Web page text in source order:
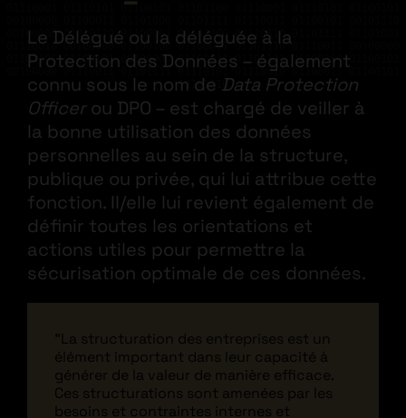
01110001 01110101 01100101 01101100 01110001 01110101 01100101
00100000 01010110 01100001 00100000 01110110 01101111 01101001
01110010 00100000 01100100 01100001 01101110 01110011 00100000
01101100 01100101 00100000 01100011 01101111 01100100 01100101
00100000 01110011 01101111 01110101 01110010 01100011 01100101
00101110
Le Délégué ou la déléguée à la
Protection des Données – également
connu sous le nom de Data Protection
Officerou DPO – est chargé de veiller à
la bonne utilisation des données
personnelles au sein de la structure,
publique ou privée, qui lui attribue cette
fonction. Il/elle lui revient également de
définir toutes les orientations et
actions utiles pour permettre la
sécurisation optimale de ces données.
"La structuration des entreprises est un
élément important dans leur capacité à
générer de la valeur de manière efficace.
Ces structurations sont amenées par les
besoins et contraintes internes et